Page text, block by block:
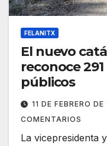
FELANITX
El nuevo
reconoce
públicos
11 DE FEBRERO
COMENTARIOS
La vicepresidenta